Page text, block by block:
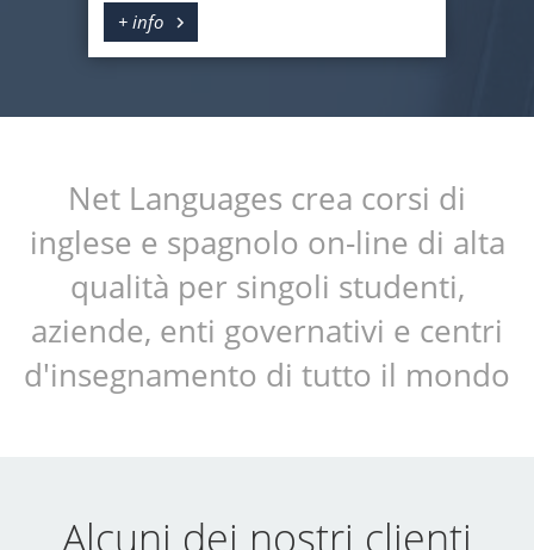
+ info
Net Languages crea corsi di
inglese e spagnolo on-line di alta
qualità per singoli studenti,
aziende, enti governativi e centri
d'insegnamento di tutto il mondo
Alcuni dei nostri clienti